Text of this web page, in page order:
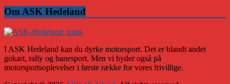
Om ASK Hedeland
I ASK Hedeland kan du dyrke motorsport. Det er blandt andet
gokart, rally og banesport. Men vi byder også på
motorsportsoplevelser i første række for vores frivillige.